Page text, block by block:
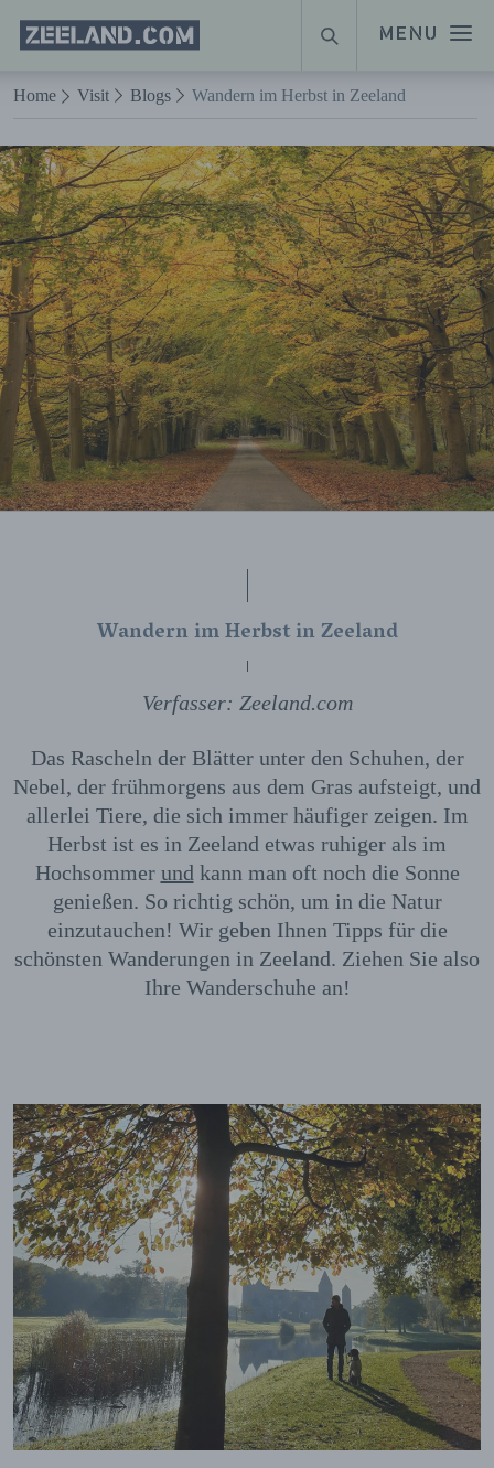
Naar hoofdinhoud
MENU
Homepage
Zeeland.com
SUCHE
Home Visit Blogs Wandern im Herbst in Zeeland
Wandern im Herbst in Zeeland
Verfasser: Zeeland.com
Das Rascheln der Blätter unter den Schuhen, der
Nebel, der frühmorgens aus dem Gras aufsteigt, und
allerlei Tiere, die sich immer häufiger zeigen. Im
Herbst ist es in Zeeland etwas ruhiger als im
Hochsommer und kann man oft noch die Sonne
genießen. So richtig schön, um in die Natur
einzutauchen! Wir geben Ihnen Tipps für die
schönsten Wanderungen in Zeeland. Ziehen Sie also
Ihre Wanderschuhe an!